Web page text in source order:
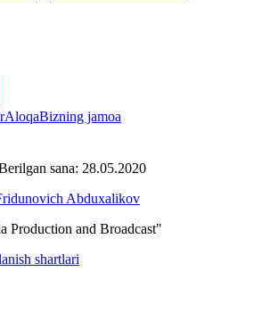
AloqaBizning jamoa
sana: 28.05.2020
Abduxalikov
Production and Broadcast"
shartlari